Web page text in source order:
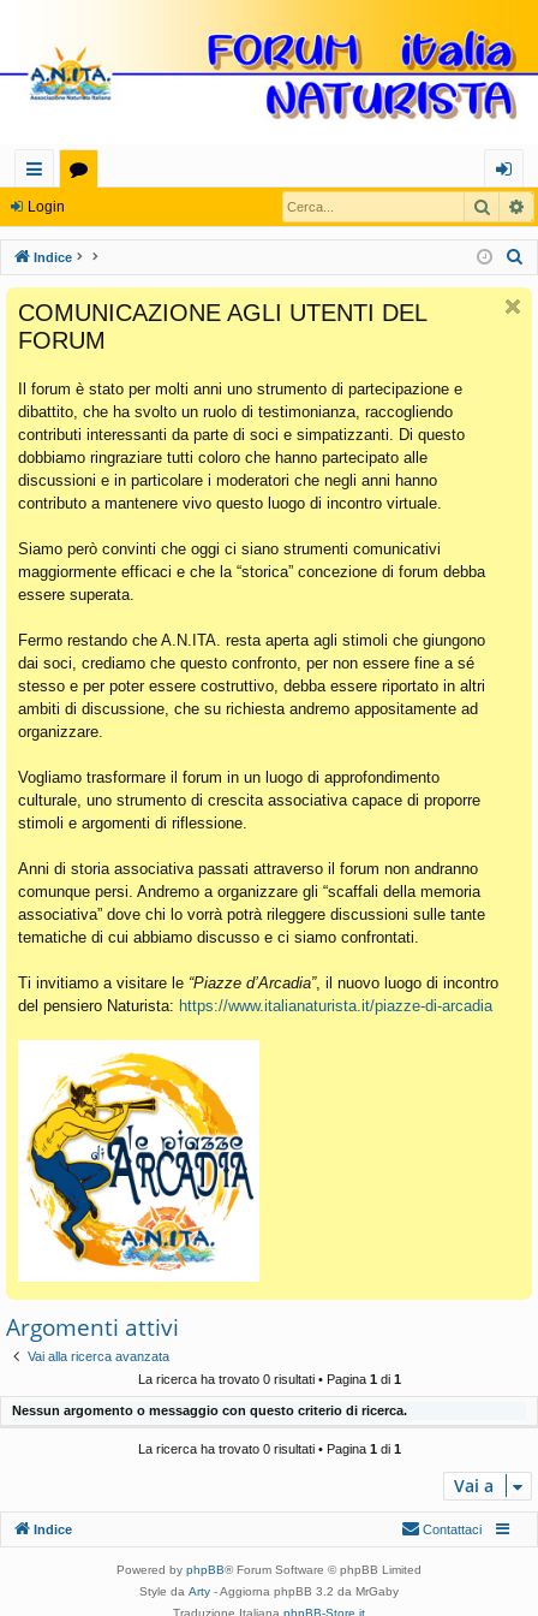
oll
eg
a
m
en
ti
Ra
pi
di
u
m
og
in
Login Cerca
Indice
COMUNICAZIONE AGLI UTENTI DEL
FORUM
Il forum è stato per molti anni uno strumento di partecipazione e
dibattito, che ha svolto un ruolo di testimonianza, raccogliendo
contributi interessanti da parte di soci e simpatizzanti. Di questo
dobbiamo ringraziare tutti coloro che hanno partecipato alle
discussioni e in particolare i moderatori che negli anni hanno
contributo a mantenere vivo questo luogo di incontro virtuale.
Siamo però convinti che oggi ci siano strumenti comunicativi
maggiormente efficaci e che la “storica” concezione di forum debba
essere superata.
Fermo restando che A.N.ITA. resta aperta agli stimoli che giungono
dai soci, crediamo che questo confronto, per non essere fine a sé
stesso e per poter essere costruttivo, debba essere riportato in altri
ambiti di discussione, che su richiesta andremo appositamente ad
organizzare.
Vogliamo trasformare il forum in un luogo di approfondimento
culturale, uno strumento di crescita associativa capace di proporre
stimoli e argomenti di riflessione.
Anni di storia associativa passati attraverso il forum non andranno
comunque persi. Andremo a organizzare gli “scaffali della memoria
associativa” dove chi lo vorrà potrà rileggere discussioni sulle tante
tematiche di cui abbiamo discusso e ci siamo confrontati.
Ti invitiamo a visitare le “Piazze d’Arcadia”, il nuovo luogo di incontro
del pensiero Naturista: https://www.italianaturista.it/piazze-di-arcadia
Argomenti attivi
Vai alla ricerca avanzata
La ricerca ha trovato 0 risultati • Pagina 1di 1
Nessun argomento o messaggio con questo criterio di ricerca.
La ricerca ha trovato 0 risultati • Pagina 1di 1
Vai a
Indice Contattaci
Powered by phpBB® Forum Software © phpBB Limited
Style da Arty - Aggiorna phpBB 3.2 da MrGaby
Traduzione Italiana phpBB-Store.it